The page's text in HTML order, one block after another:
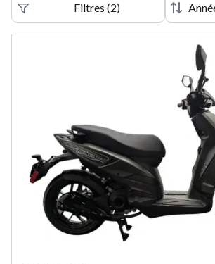
Filtres (2)